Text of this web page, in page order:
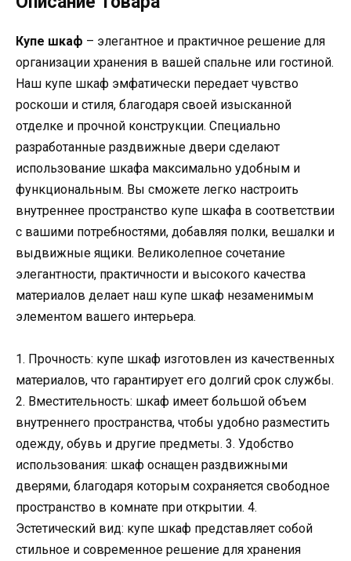
Купе шкаф – элегантное и практичное решение для
организации хранения в вашей спальне или гостиной.
Наш купе шкаф эмфатически передает чувство
роскоши и стиля, благодаря своей изысканной
отделке и прочной конструкции. Специально
разработанные раздвижные двери сделают
использование шкафа максимально удобным и
функциональным. Вы сможете легко настроить
внутреннее пространство купе шкафа в соответствии
с вашими потребностями, добавляя полки, вешалки и
выдвижные ящики. Великолепное сочетание
элегантности, практичности и высокого качества
материалов делает наш купе шкаф незаменимым
элементом вашего интерьера.
1. Прочность: купе шкаф изготовлен из качественных
материалов, что гарантирует его долгий срок службы.
2. Вместительность: шкаф имеет большой объем
внутреннего пространства, чтобы удобно разместить
одежду, обувь и другие предметы. 3. Удобство
использования: шкаф оснащен раздвижными
дверями, благодаря которым сохраняется свободное
пространство в комнате при открытии. 4.
Эстетический вид: купе шкаф представляет собой
стильное и современное решение для хранения